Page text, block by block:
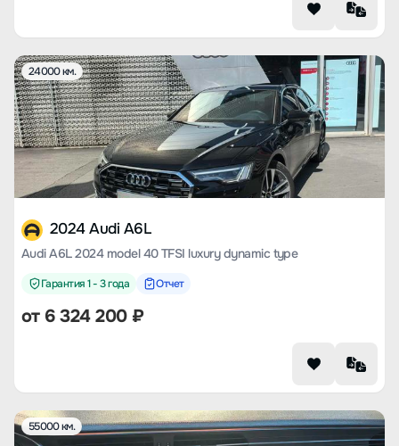
24000 км.
2024 Audi A6L
Audi A6L 2024 model 40 TFSI luxury dynamic type
Гарантия 1 - 3 года Отчет
от 6 324 200₽
55000 км.